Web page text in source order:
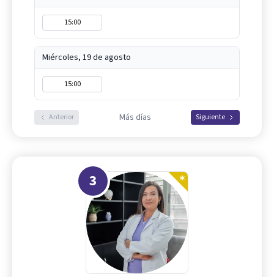
15:00
Miércoles, 19 de agosto
15:00
Anterior Más días Siguiente
3